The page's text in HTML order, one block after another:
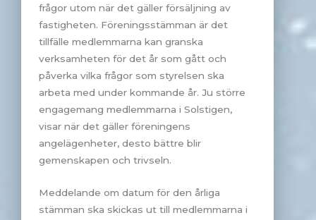
frågor utom när det gäller försäljning av
fastigheten. Föreningsstämman är det
tillfälle medlemmarna kan granska
verksamheten för det år som gått och
påverka vilka frågor som styrelsen ska
arbeta med under kommande år. Ju större
engagemang medlemmarna i Solstigen,
visar när det gäller föreningens
angelägenheter, desto bättre blir
gemenskapen och trivseln.
Meddelande om datum för den årliga
stämman ska skickas ut till medlemmarna i